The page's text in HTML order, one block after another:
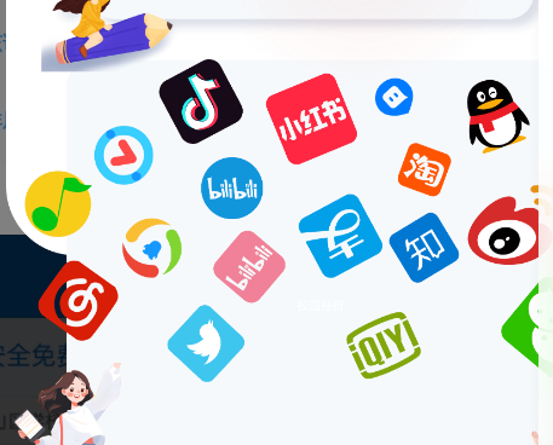
是最佳的WiFi蹭网神器！💥 然而，有一个美中不足之处, 🙁 即
这仍然有点不够方便。为了填补这一遗憾, 🛠️ 我特地进行了硬
于暴力破解密码，其原理是通过自动连接已收集的共享密码来